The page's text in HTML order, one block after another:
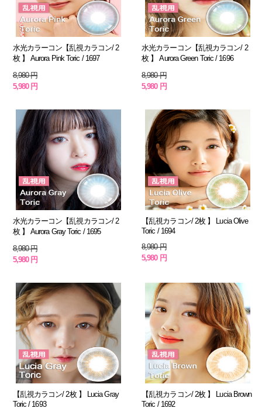
水光カラーコン【乱視カラコン/ 2
枚 】 Aurora Pink Toric / 1697
8,980 円
5,980 円
水光カラーコン【乱視カラコン/ 2
枚 】 Aurora Green Toric / 1696
8,980 円
5,980 円
水光カラーコン【乱視カラコン/ 2
枚 】 Aurora Gray Toric / 1695
8,980 円
5,980 円
【乱視カラコン/ 2枚 】 Lucia Olive
Toric / 1694
8,980 円
5,980 円
【乱視カラコン/ 2枚 】 Lucia Gray
Toric / 1693
【乱視カラコン/ 2枚 】 Lucia Brown
Toric / 1692